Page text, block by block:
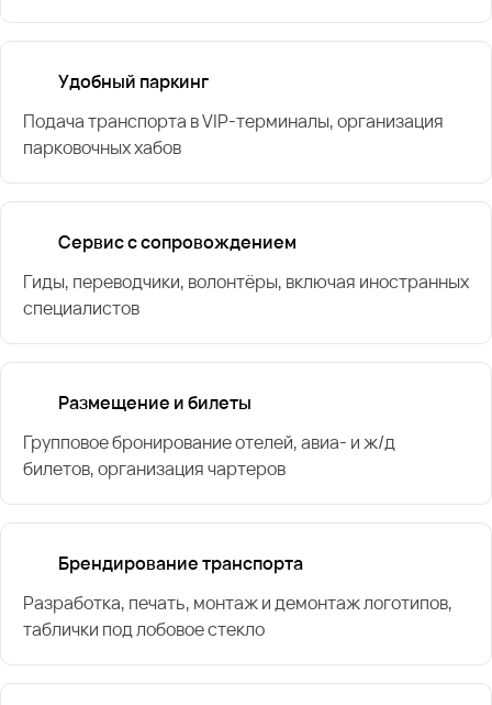
Удобный паркинг
Подача транспорта в VIP-терминалы, организация
парковочных хабов
Сервис с сопровождением
Гиды, переводчики, волонтёры, включая иностранных
специалистов
Размещение и билеты
Групповое бронирование отелей, авиа- и ж/д
билетов, организация чартеров
Брендирование транспорта
Разработка, печать, монтаж и демонтаж логотипов,
таблички под лобовое стекло